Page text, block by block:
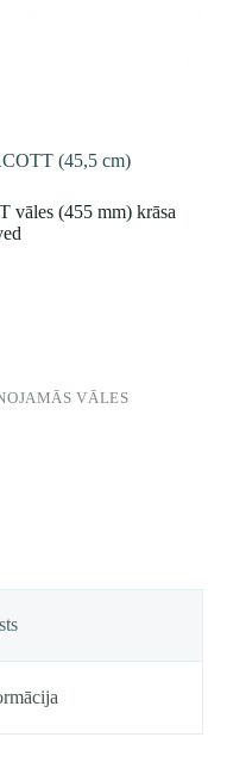
(45,5 cm)
vāles (455 mm) krāsa
VĀLES